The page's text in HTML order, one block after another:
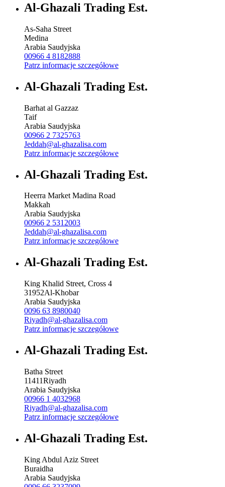
Al-Ghazali Trading Est.
As-Saha Street
Medina
Arabia Saudyjska
00966 4 8182888
Patrz informacje szczegółowe
Al-Ghazali Trading Est.
Barhat al Gazzaz
Taif
Arabia Saudyjska
00966 2 7325763
Jeddah@al-ghazalisa.com
Patrz informacje szczegółowe
Al-Ghazali Trading Est.
Heerra Market Madina Road
Makkah
Arabia Saudyjska
00966 2 5312003
Jeddah@al-ghazalisa.com
Patrz informacje szczegółowe
Al-Ghazali Trading Est.
King Khalid Street, Cross 4
31952Al-Khobar
Arabia Saudyjska
0096 63 8980040
Riyadh@al-ghazalisa.com
Patrz informacje szczegółowe
Al-Ghazali Trading Est.
Batha Street
11411Riyadh
Arabia Saudyjska
00966 1 4032968
Riyadh@al-ghazalisa.com
Patrz informacje szczegółowe
Al-Ghazali Trading Est.
King Abdul Aziz Street
Buraidha
Arabia Saudyjska